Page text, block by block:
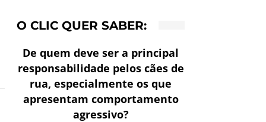
O CLIC QUER SABER:
De quem deve ser a principal
responsabilidade pelos cães de
rua, especialmente os que
apresentam comportamento
agressivo?